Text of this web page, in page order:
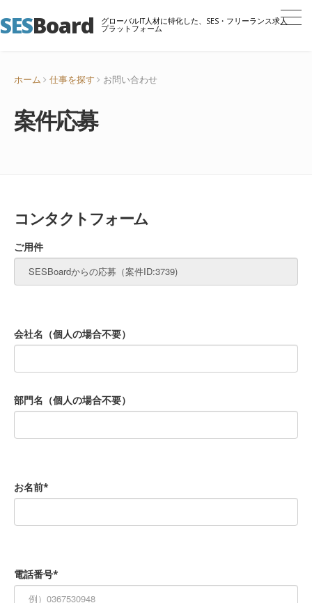
SESBoard グローバルIT人材に特化した、SES・フリーランス求人
プラットフォーム
ホーム 仕事を探す お問い合わせ
案件応募
コンタクトフォーム
ご用件
会社名（個人の場合不要）
部門名（個人の場合不要）
お名前*
電話番号*